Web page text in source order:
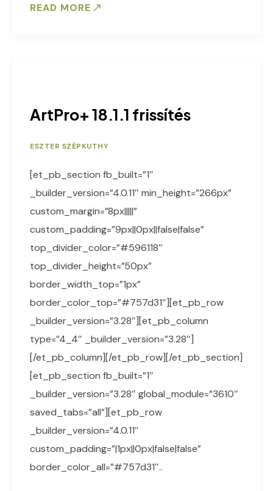
READ MORE
ArtPro+ 18.1.1 frissítés
ESZTER SZÉPKUTHY
[et_pb_section fb_built=”1″
_builder_version=”4.0.11″ min_height=”266px”
custom_margin=”8px|||||”
custom_padding=”9px||0px||false|false”
top_divider_color=”#596118″
top_divider_height=”50px”
border_width_top=”1px”
border_color_top=”#757d31″][et_pb_row
_builder_version=”3.28″][et_pb_column
type=”4_4″ _builder_version=”3.28″]
[/et_pb_column][/et_pb_row][/et_pb_section]
[et_pb_section fb_built=”1″
_builder_version=”3.28″ global_module=”3610″
saved_tabs=”all”][et_pb_row
_builder_version=”4.0.11″
custom_padding=”|1px||0px|false|false”
border_color_all=”#757d31″..